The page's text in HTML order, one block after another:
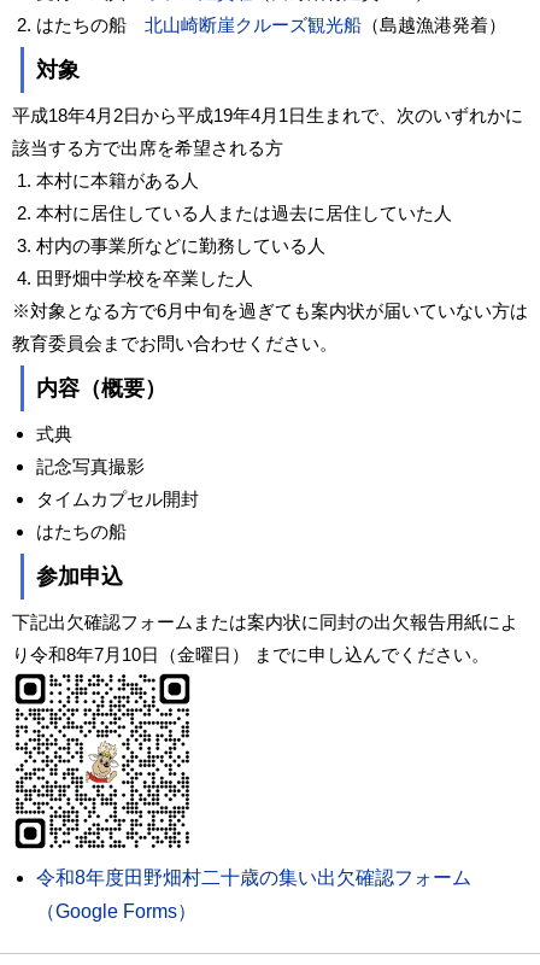
はたちの船 北山崎断崖クルーズ観光船 （島越漁港発着）
対象
平成18年4月2日から平成19年4月1日生まれで、次のいずれかに
該当する方で出席を希望される方
本村に本籍がある人
本村に居住している人または過去に居住していた人
村内の事業所などに勤務している人
田野畑中学校を卒業した人
※対象となる方で6月中旬を過ぎても案内状が届いていない方は
教育委員会までお問い合わせください。
内容（概要）
式典
記念写真撮影
タイムカプセル開封
はたちの船
参加申込
下記出欠確認フォームまたは案内状に同封の出欠報告用紙によ
り令和8年7月10日（金曜日） までに申し込んでください。
令和8年度田野畑村二十歳の集い出欠確認フォーム
（Google Forms）